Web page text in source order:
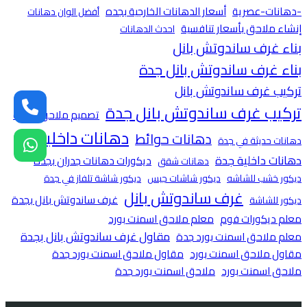
-دهانات-عصرية أسعار الدهانات الخارجية بجده أفضل الوان دهانات
إنشاء ملاحق بأسعار تنافسية احدث الدهانات
بناء غرف ساندوتش بانل
بناء غرف ساندوتش بانل جدة
تركيب غرف ساندوتش بانل
تركيب غرف ساندوتش بانل جدة تصميم ملاحق حديثة
دهانات حديثة في جدة دهانات حوائط دهانات داخلية
دهانات داخلية جدة دهانات شقق ديكورات دهانات جدران بجدة
ديكور خشب للشاشه ديكور شاشات جبس ديكور شاشة تلفاز في جدة
ديكور للشاشة غرف ساندوتش بانل غرف ساندوتش بانل بجدة
معلم ديكورات فوم معلم ملاحق اسمنت بورد
معلم ملاحق اسمنت بورد جدة مقاول غرف ساندوتش بانل بجدة
مقاول ملاحق اسمنت بورد مقاول ملاحق اسمنت بورد جدة
ملاحق اسمنت بورد ملاحق اسمنت بورد جدة